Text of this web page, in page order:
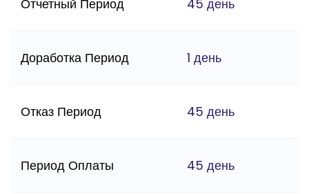
Отчетный Период 45 день
Доработка Период 1 день
Отказ Период 45 день
Период Оплаты 45 день